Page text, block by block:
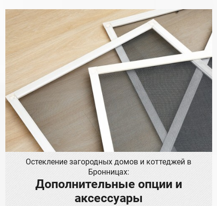
Остекление загородных домов и коттеджей в
Бронницах:
Дополнительные опции и
аксессуары